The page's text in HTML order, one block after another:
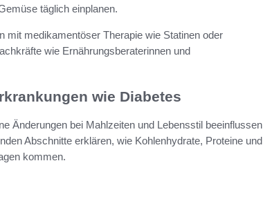
täglich einplanen.
mit medikamentöser Therapie wie Statinen oder
wie Ernährungsberaterinnen und
wie Diabetes
Änderungen bei Mahlzeiten und Lebensstil beeinflussen
Abschnitte erklären, wie Kohlenhydrate, Proteine und
kommen.